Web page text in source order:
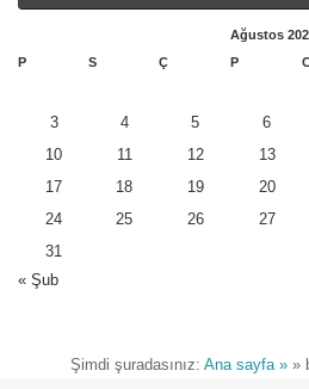
Ağustos
P
S Ç P
3
4 5 6
10
11 12 13
17
18 19 20
24
25 26 27
31
« Şub
Şimdi şuradasınız: Ana sayfa » »